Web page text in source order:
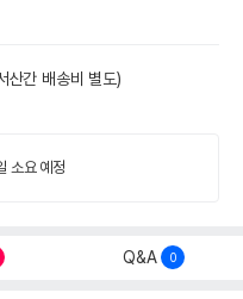
산간 배송비 별도)
소요 예정
Q&A 0